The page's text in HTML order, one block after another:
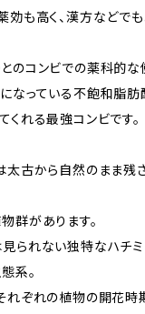
効も高く、漢方などで
のコンビでの薬科的な
なっている不飽和脂肪
くれる最強コンビです。
太古から自然のまま残
群があります。
られない独特なハチ
系。
れぞれの植物の開花時